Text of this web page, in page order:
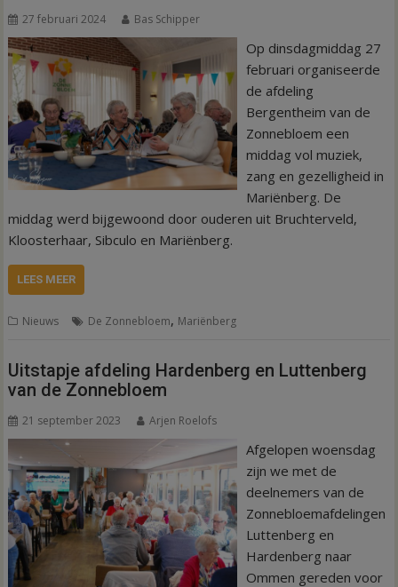
27 februari 2024 Bas Schipper
Op dinsdagmiddag 27
februari organiseerde
de afdeling
Bergentheim van de
Zonnebloem een
middag vol muziek,
zang en gezelligheid in
Mariënberg. De
middag werd bijgewoond door ouderen uit Bruchterveld,
Kloosterhaar, Sibculo en Mariënberg.
LEES MEER
Nieuws De Zonnebloem, Mariënberg
Uitstapje afdeling Hardenberg en Luttenberg
van de Zonnebloem
21 september 2023 Arjen Roelofs
Afgelopen woensdag
zijn we met de
deelnemers van de
Zonnebloemafdelingen
Luttenberg en
Hardenberg naar
Ommen gereden voor